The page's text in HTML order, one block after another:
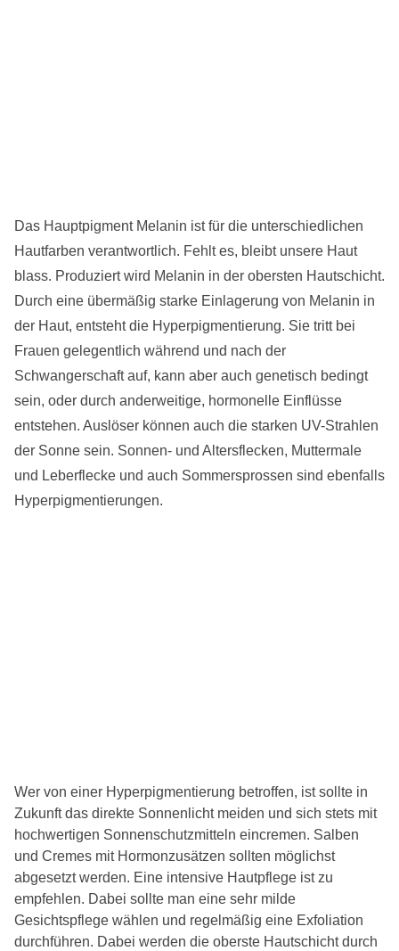
Das Hauptpigment Melanin ist für die unterschiedlichen
Hautfarben verantwortlich. Fehlt es, bleibt unsere Haut
blass. Produziert wird Melanin in der obersten Hautschicht.
Durch eine übermäßig starke Einlagerung von Melanin in
der Haut, entsteht die Hyperpigmentierung. Sie tritt bei
Frauen gelegentlich während und nach der
Schwangerschaft auf, kann aber auch genetisch bedingt
sein, oder durch anderweitige, hormonelle Einflüsse
entstehen. Auslöser können auch die starken UV-Strahlen
der Sonne sein. Sonnen- und Altersflecken, Muttermale
und Leberflecke und auch Sommersprossen sind ebenfalls
Hyperpigmentierungen.
Wer von einer Hyperpigmentierung betroffen, ist sollte in
Zukunft das direkte Sonnenlicht meiden und sich stets mit
hochwertigen Sonnenschutzmitteln eincremen. Salben
und Cremes mit Hormonzusätzen sollten möglichst
abgesetzt werden. Eine intensive Hautpflege ist zu
empfehlen. Dabei sollte man eine sehr milde
Gesichtspflege wählen und regelmäßig eine Exfoliation
durchführen. Dabei werden die oberste Hautschicht durch